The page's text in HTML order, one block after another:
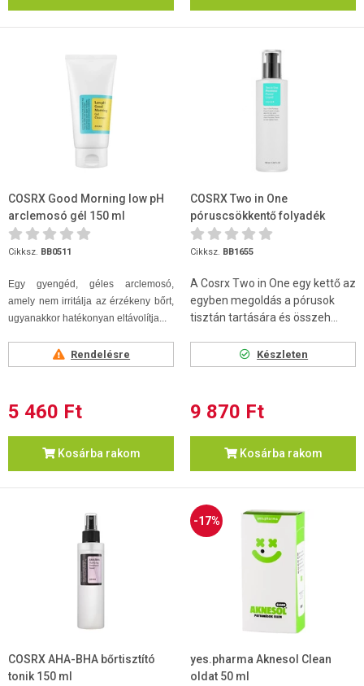
COSRX Good Morning low pH
arclemosó gél 150 ml
Cikksz. BB0511
Egy gyengéd, géles arclemosó,
amely nem irritálja az érzékeny bőrt,
ugyanakkor hatékonyan eltávolítja...
Rendelésre
5 460 Ft
Kosárba rakom
COSRX Two in One
póruscsökkentő folyadék
100ml
Cikksz. BB1655
A Cosrx Two in One egy kettő az
egyben megoldás a pórusok
tisztán tartására és összeh...
Készleten
9 870 Ft
Kosárba rakom
COSRX AHA-BHA bőrtisztító
tonik 150 ml
-17%
yes.pharma Aknesol Clean
oldat 50 ml